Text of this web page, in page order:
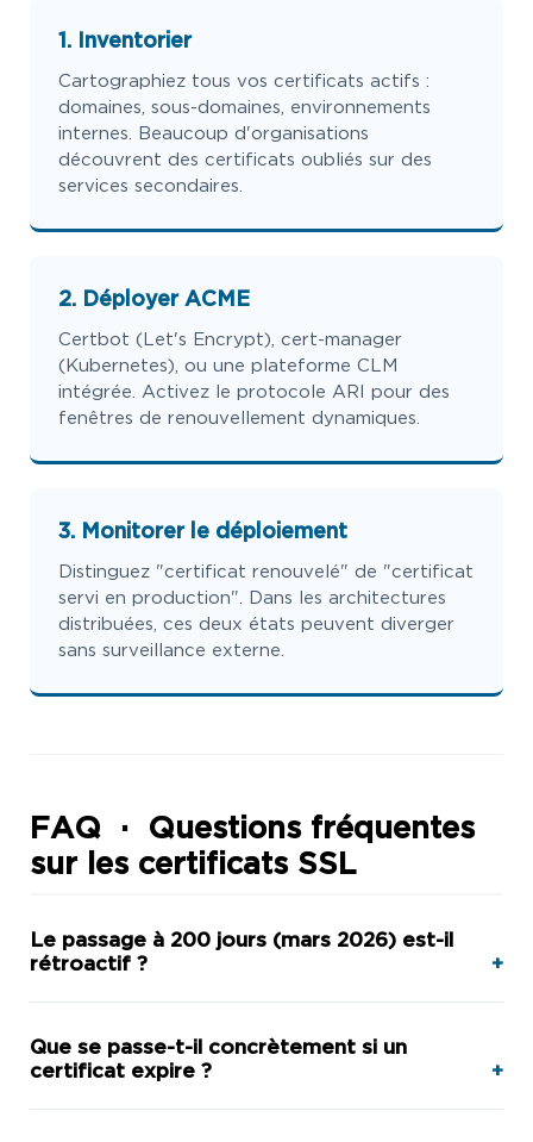
1. Inventorier
Cartographiez tous vos certificats actifs :
domaines, sous-domaines, environnements
internes. Beaucoup d'organisations
découvrent des certificats oubliés sur des
services secondaires.
2. Déployer ACME
Certbot (Let's Encrypt), cert-manager
(Kubernetes), ou une plateforme CLM
intégrée. Activez le protocole ARI pour des
fenêtres de renouvellement dynamiques.
3. Monitorer le déploiement
Distinguez "certificat renouvelé" de "certificat
servi en production". Dans les architectures
distribuées, ces deux états peuvent diverger
sans surveillance externe.
FAQ · Questions fréquentes
sur les certificats SSL
Le passage à 200 jours (mars 2026) est-il
rétroactif ?
Que se passe-t-il concrètement si un
certificat expire ?